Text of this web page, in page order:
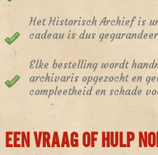
Het Historisch Archief is
cadeau is dus
Elke bestelling wordt
archivaris opgezocht en
compleetheid en schade
EEN VRAAG OF HULP